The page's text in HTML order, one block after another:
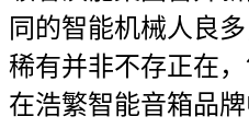
同的智能机械人良
稀有并非不存正在
在浩繁智能音箱品